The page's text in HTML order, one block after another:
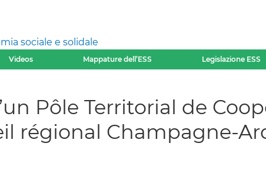
sociale e solidale
Videos Mappature dell’ESS Legislazione ESS
Pôle Territorial de
régional Champagne-